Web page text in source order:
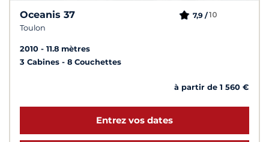
Oceanis 37
Toulon
7,9 /10
2010
11.8 mètres
3 Cabines
8 Couchettes
à partir de 1 560 €
Entrez vos dates